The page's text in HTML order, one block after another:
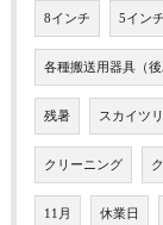
8インチ 5インチ
各種搬送用器具（後
残暑 スカイツ
クリーニング
11月 休業日